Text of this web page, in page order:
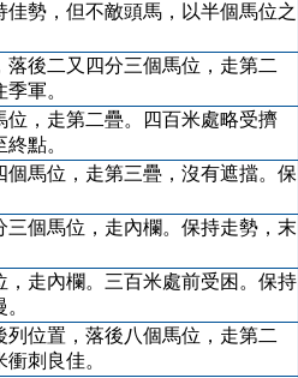
佳勢，但不敵頭馬，以半個馬位之
後二又四分三個馬位，走第二
軍。
位，走第二疊。四百米處略受擠
點。
個馬位，走第三疊，沒有遮擋。保
三個馬位，走內欄。保持走勢，末
，走內欄。三百米處前受困。保持
位置，落後八個馬位，走第二
刺良佳。